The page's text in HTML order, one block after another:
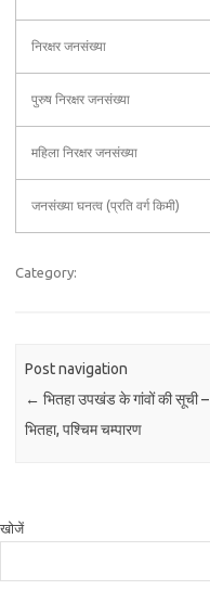
निरक्षर जनसंख्या
पुरुष निरक्षर जनसंख्या
महिला निरक्षर जनसंख्या
जनसंख्या घनत्व (प्रति वर्ग किमी)
Category:
Post navigation
← भितहा उपखंड के गांवों की सूची –
भितहा, पश्चिम चम्पारण
खोजें